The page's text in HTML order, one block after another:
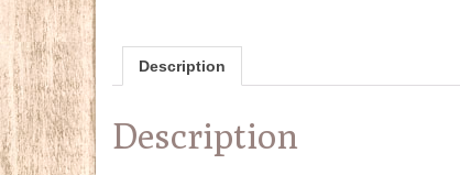
Description
Description